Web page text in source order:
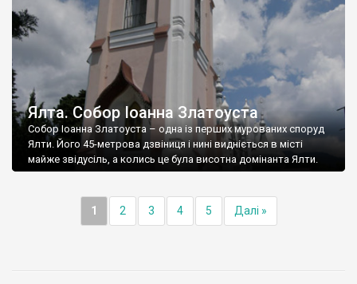
Ялта. Собор Іоанна Златоуста
Собор Іоанна Златоуста – одна із перших мурованих споруд
Ялти. Його 45-метрова дзвіниця і нині видніється в місті
майже звідусіль, а колись це була висотна домінанта Ялти.
1 2 3 4 5 Далі »